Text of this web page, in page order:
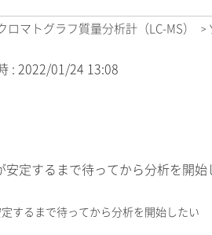
ロマトグラフ質量分析計（LC-MS） >
: 2022/01/24 13:08
安定するまで待ってから分析を開始
定するまで待ってから分析を開始したい